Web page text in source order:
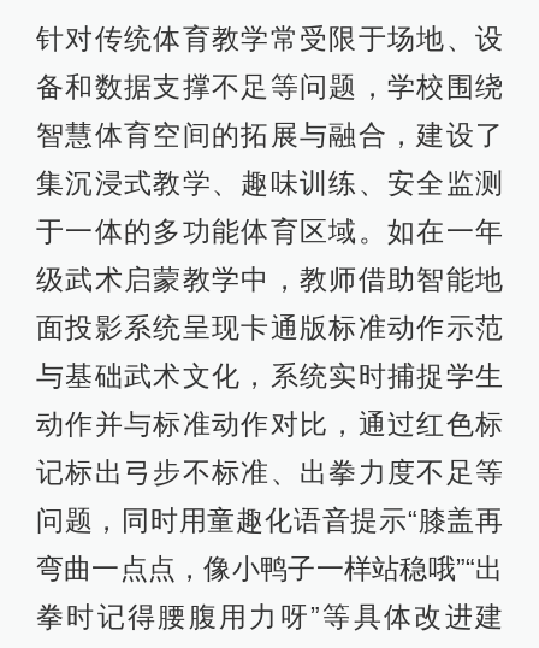
针对传统体育教学常受限于场地、设
备和数据支撑不足等问题，学校围绕
智慧体育空间的拓展与融合，建设了
集沉浸式教学、趣味训练、安全监测
于一体的多功能体育区域。如在一年
级武术启蒙教学中，教师借助智能地
面投影系统呈现卡通版标准动作示范
与基础武术文化，系统实时捕捉学生
动作并与标准动作对比，通过红色标
记标出弓步不标准、出拳力度不足等
问题，同时用童趣化语音提示“膝盖再
弯曲一点点，像小鸭子一样站稳哦”“出
拳时记得腰腹用力呀”等具体改进建